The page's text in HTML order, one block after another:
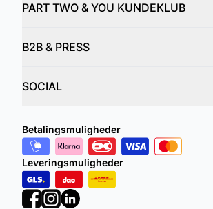
PART TWO & YOU KUNDEKLUB
B2B & PRESS
SOCIAL
Betalingsmuligheder
Leveringsmuligheder